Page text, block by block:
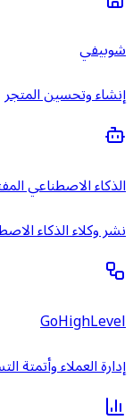
شوبيفي
إنشاء وتحسين المتجر
الذكاء الاصطناعي
نشر وكلاء الذكاء
GoHighLevel
إدارة العملاء وأتمتة